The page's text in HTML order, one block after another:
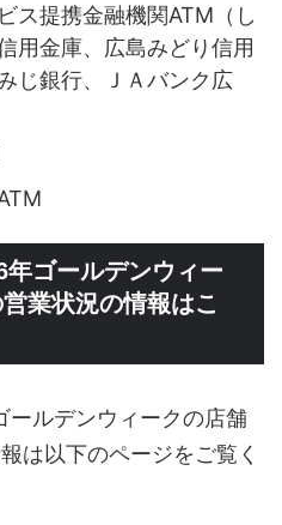
ス提携金融機関ATM（し
用金庫、広島みどり信用
じ銀行、ＪＡバンク広
ゴールデンウィー
業状況の情報はこ
ルデンウィークの店舗
は以下のページをご覧く